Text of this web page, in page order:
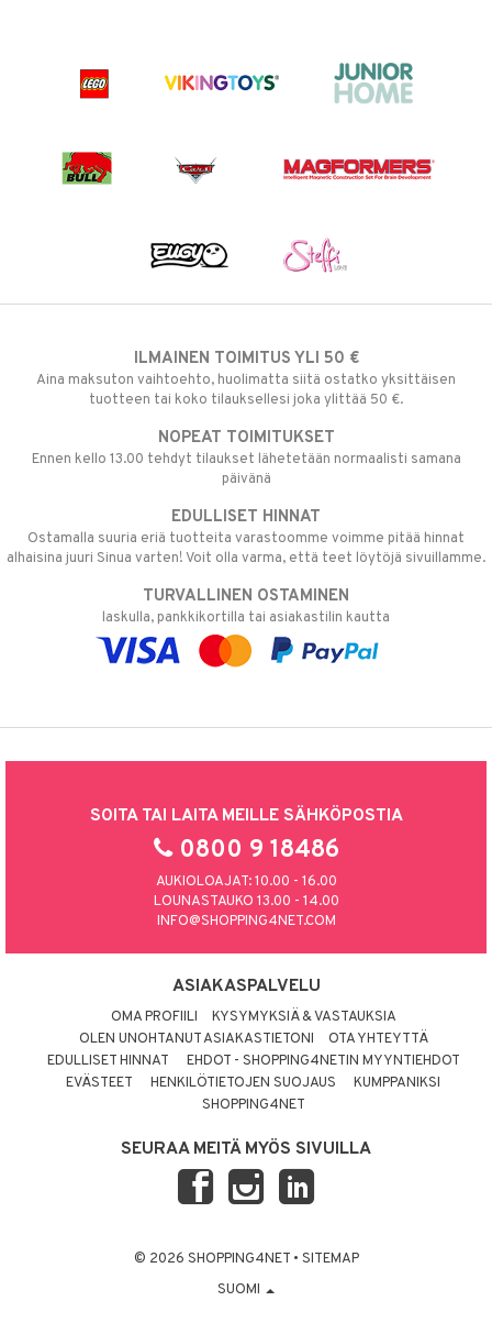
ILMAINEN TOIMITUS YLI 50 €
Aina maksuton vaihtoehto, huolimatta siitä ostatko yksittäisen
tuotteen tai koko tilauksellesi joka ylittää 50 €.
NOPEAT TOIMITUKSET
Ennen kello 13.00 tehdyt tilaukset lähetetään normaalisti samana
päivänä
EDULLISET HINNAT
Ostamalla suuria eriä tuotteita varastoomme voimme pitää hinnat
alhaisina juuri Sinua varten! Voit olla varma, että teet löytöjä sivuillamme.
TURVALLINEN OSTAMINEN
laskulla, pankkikortilla tai asiakastilin kautta
SOITA TAI LAITA MEILLE SÄHKÖPOSTIA
0800 9 18486
AUKIOLOAJAT: 10.00 - 16.00
LOUNASTAUKO 13.00 - 14.00
INFO@SHOPPING4NET.COM
ASIAKASPALVELU
OMA PROFIILI
KYSYMYKSIÄ & VASTAUKSIA
OLEN UNOHTANUT ASIAKASTIETONI
OTA YHTEYTTÄ
EDULLISET HINNAT
EHDOT - SHOPPING4NETIN MYYNTIEHDOT
EVÄSTEET
HENKILÖTIETOJEN SUOJAUS
KUMPPANIKSI
SHOPPING4NET
SEURAA MEITÄ MYÖS SIVUILLA
© 2026 SHOPPING4NET • SITEMAP
SUOMI